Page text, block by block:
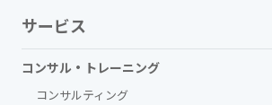
サービス
コンサル・トレーニング
コンサルティング